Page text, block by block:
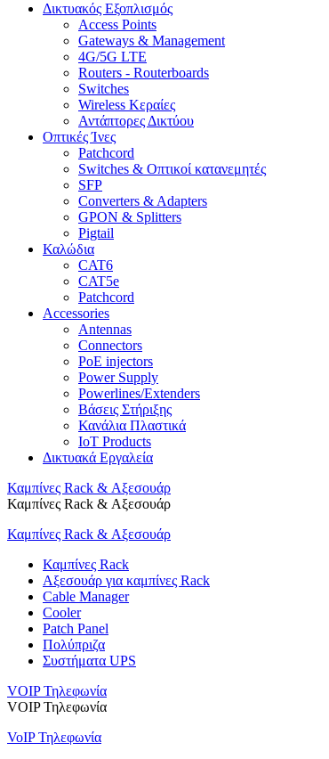
Δικτυακός Εξοπλισμός
Access Points
Gateways & Management
4G/5G LTE
Routers - Routerboards
Switches
Wireless Κεραίες
Αντάπτορες Δικτύου
Οπτικές Ίνες
Patchcord
Switches & Οπτικοί κατανεμητές
SFP
Converters & Adapters
GPON & Splitters
Pigtail
Καλώδια
CAT6
CAT5e
Patchcord
Accessories
Antennas
Connectors
PoE injectors
Power Supply
Powerlines/Extenders
Βάσεις Στήριξης
Κανάλια Πλαστικά
IoT Products
Δικτυακά Εργαλεία
Καμπίνες Rack & Αξεσουάρ
Καμπίνες Rack & Αξεσουάρ
Καμπίνες Rack & Αξεσουάρ
Καμπίνες Rack
Αξεσουάρ για καμπίνες Rack
Cable Manager
Cooler
Patch Panel
Πολύπριζα
Συστήματα UPS
VOIP Τηλεφωνία
VOIP Τηλεφωνία
VoIP Τηλεφωνία